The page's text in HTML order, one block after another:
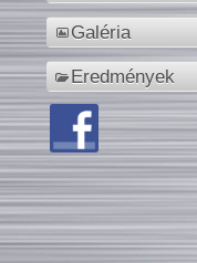
Galéria
Eredmények